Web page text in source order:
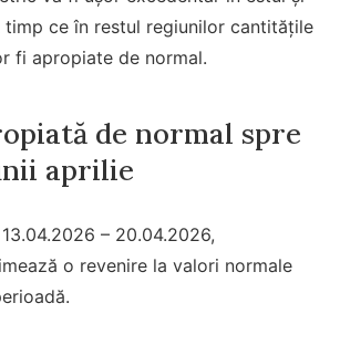
timp ce în restul regiunilor cantitățile
fi apropiate de normal.
de normal spre
aprilie
– 20.04.2026,
o revenire la valori normale